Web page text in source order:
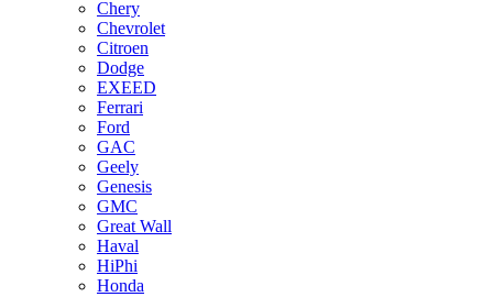
Chery
Chevrolet
Citroen
Dodge
EXEED
Ferrari
Ford
GAC
Geely
Genesis
GMC
Great Wall
Haval
HiPhi
Honda